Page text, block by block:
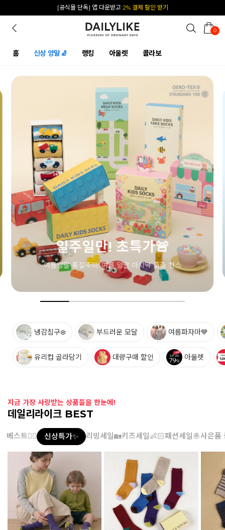
카카오 플친 추가하면1천원 즉시 할인 쿠폰
0
홈 신상 양말🧦 랭킹 아울렛 콜라보
냉감침구❄️ 부드러운 모달 여름파자마💙
유리컵 골라담기 대량구매 할인 아울렛
지금 가장 사랑받는 상품들을 한눈에!
데일리라이크 BEST
베스트👍🏻 신상특가✨ 리빙세일🏡키즈세일👶🏻패션세일🧆사은품